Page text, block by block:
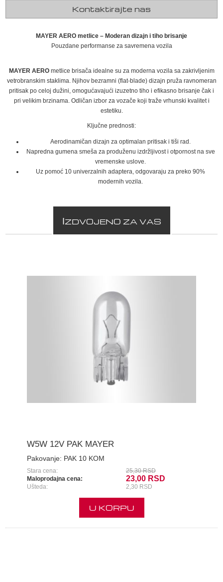
Kontaktirajte nas
MAYER AERO metlice – Moderan dizajn i tiho brisanje
Pouzdane performanse za savremena vozila
MAYER AEROmetlice brisača idealne su za moderna vozila sa zakrivljenim
vetrobranskim staklima. Njihov bezramni (flat-blade) dizajn pruža ravnomeran
pritisak po celoj dužini, omogućavajući izuzetno tiho i efikasno brisanje čak i
pri velikim brzinama. Odličan izbor za vozače koji traže vrhunski kvalitet i
estetiku.
Ključne prednosti:
Aerodinamičan dizajn za optimalan pritisak i tiši rad.
Napredna gumena smeša za produženu izdržljivost i otpornost na sve
vremenske uslove.
Uz pomoć 10 univerzalnih adaptera, odgovaraju za preko 90%
modernih vozila.
IZDVOJENO ZA VAS
W5W 12V PAK MAYER
Pakovanje: PAK 10 KOM
Stara cena:
25,30 RSD
Maloprodajna cena:
23,00 RSD
Ušteda: 2,30 RSD
U KORPU